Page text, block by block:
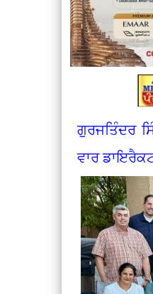
ਗੁਰਜਤਿੰਦਰ
ਵਾਰ